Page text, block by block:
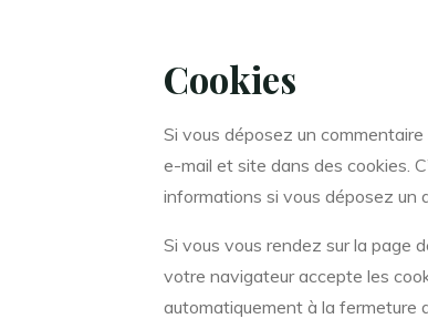
Cookies
Si vous déposez un
e-mail et site dans des cookies.
informations si vous déposez un
Si vous vous rendez sur la page
votre navigateur accepte les
automatiquement à la fermeture